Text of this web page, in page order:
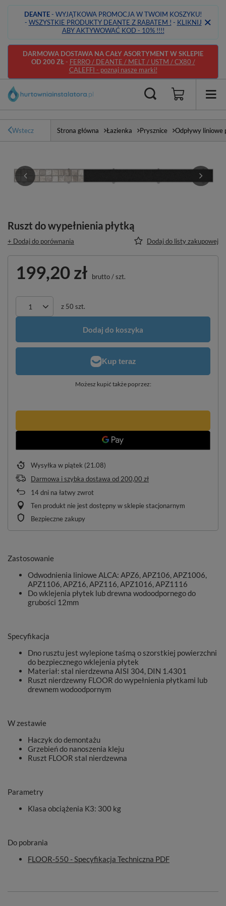
DEANTE- WYJĄTKOWA PROMOCJA W TWOIM KOSZYKU!
- WSZYSTKIE PRODUKTY DEANTE Z RABATEM ! - KLIKNIJ
ABY AKTYWOWAĆ KOD - 10% !!!!
DARMOWA DOSTAWA NA CAŁY ASORTYMENT W SKLEPIE
OD 200 ZŁ- FERRO / DEANTE / MELT / USTM / CX80 /
CALEFFI - poznaj nasze marki!
Wstecz Strona główna Łazienka Prysznice Odpływy liniowe
Ruszt do wypełnienia płytką
+ Dodaj do porównania Dodaj do listy zakupowej
199,20 zł brutto/szt.
z 50 szt.
Dodaj do koszyka
Możesz kupić także poprzez:
Wysyłka w piątek (21.08)
Darmowa i szybka dostawa od 200,00 zł
14dni na łatwy zwrot
Ten produkt nie jest dostępny w sklepie stacjonarnym
Bezpieczne zakupy
Zastosowanie
Odwodnienia liniowe ALCA: APZ6, APZ106, APZ1006,
APZ1106, APZ16, APZ116, APZ1016, APZ1116
Do wklejenia płytek lub drewna wodoodpornego do
grubości 12mm
Specyfikacja
Dno rusztu jest wylepione taśmą o szorstkiej powierzchni
do bezpiecznego wklejenia płytek
Materiał: stal nierdzewna AISI 304, DIN 1.4301
Ruszt nierdzewny FLOOR do wypełnienia płytkami lub
drewnem wodoodpornym
W zestawie
Haczyk do demontażu
Grzebień do nanoszenia kleju
Ruszt FLOOR stal nierdzewna
Parametry
Klasa obciążenia K3: 300 kg
Do pobrania
FLOOR-550 - Specyfikacja Techniczna PDF